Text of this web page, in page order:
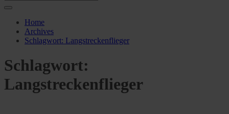
Home
Archives
Schlagwort: Langstreckenflieger
Schlagwort:
Langstreckenflieger